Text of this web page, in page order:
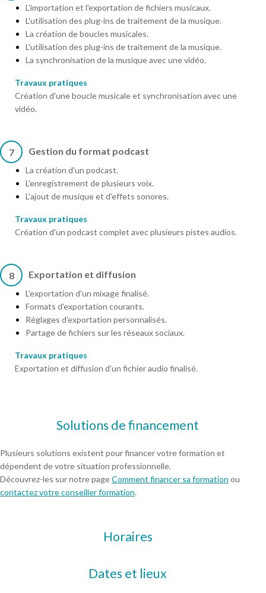
L'importation et l'exportation de fichiers musicaux.
L'utilisation des plug-ins de traitement de la musique.
La création de boucles musicales.
L'utilisation des plug-ins de traitement de la musique.
La synchronisation de la musique avec une vidéo.
Travaux pratiques
Création d'une boucle musicale et synchronisation avec une
vidéo.
7 Gestion du format podcast
La création d'un podcast.
L'enregistrement de plusieurs voix.
L'ajout de musique et d'effets sonores.
Travaux pratiques
Création d'un podcast complet avec plusieurs pistes audios.
8 Exportation et diffusion
L'exportation d'un mixage finalisé.
Formats d'exportation courants.
Réglages d'exportation personnalisés.
Partage de fichiers sur les réseaux sociaux.
Travaux pratiques
Exportation et diffusion d'un fichier audio finalisé.
Solutions de financement
Plusieurs solutions existent pour financer votre formation et
dépendent de votre situation professionnelle.
Découvrez-les sur notre pageComment financer sa formation ou
contactez votre conseiller formation.
Horaires
Dates et lieux